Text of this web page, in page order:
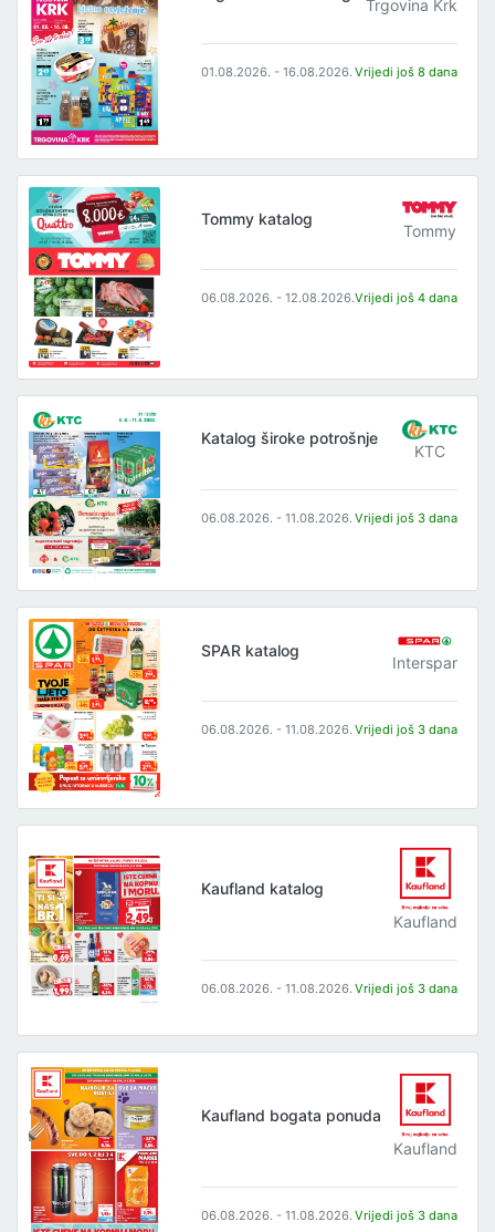
Trgovina Krk
01.08.2026. - 16.08.2026. Vrijedi još 8 dana
Tommy katalog
Tommy
06.08.2026. - 12.08.2026.Vrijedi još 4 dana
Katalog široke potrošnje
KTC
06.08.2026. - 11.08.2026. Vrijedi još 3 dana
SPAR katalog
Interspar
06.08.2026. - 11.08.2026. Vrijedi još 3 dana
Kaufland katalog
Kaufland
06.08.2026. - 11.08.2026. Vrijedi još 3 dana
Kaufland bogata ponuda
Kaufland
06.08.2026. - 11.08.2026. Vrijedi još 3 dana